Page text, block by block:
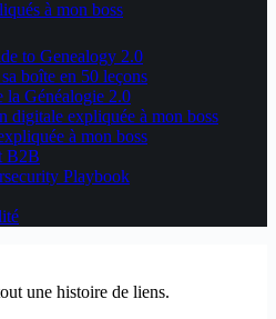
à mon boss
to Genealogy 2.0
boîte en 50 leçons
la Généalogie 2.0
digitale expliquée à mon boss
à mon boss
B2B
Playbook
une histoire de liens.